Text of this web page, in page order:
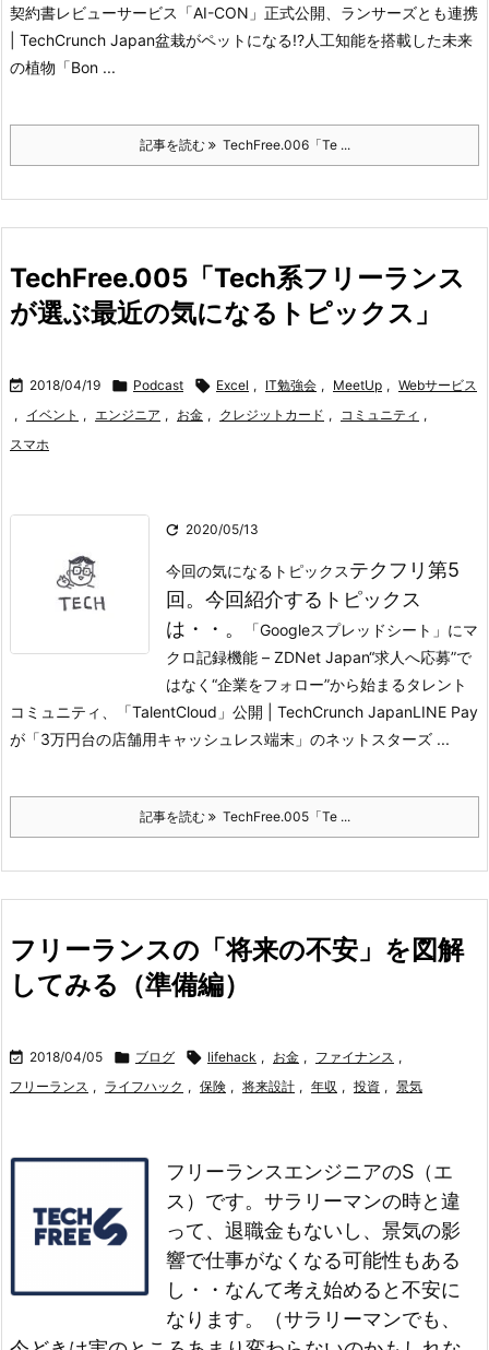
契約書レビューサービス「AI-CON」正式公開、ランサーズとも連携
| TechCrunch Japan盆栽がペットになる!?人工知能を搭載した未来
の植物「Bon ...
記事を読む TechFree.006「Te ...
TechFree.005「Tech系フリーランス
が選ぶ最近の気になるトピックス」
 2018/04/19  Podcast  Excel , IT勉強会 , MeetUp , Webサービス
, イベント , エンジニア , お金 , クレジットカード , コミュニティ ,
スマホ
 2020/05/13
今回の気になるトピックステクフリ第5
回。今回紹介するトピックス
は・・。
「Googleスプレッドシート」にマ
クロ記録機能 – ZDNet Japan“求人へ応募”で
はなく“企業をフォロー”から始まるタレント
コミュニティ、「TalentCloud」公開 | TechCrunch JapanLINE Pay
が「3万円台の店舗用キャッシュレス端末」のネットスターズ ...
記事を読む TechFree.005「Te ...
フリーランスの「将来の不安」を図解
してみる（準備編）
 2018/04/05  ブログ  lifehack , お金 , ファイナンス ,
フリーランス , ライフハック , 保険 , 将来設計 , 年収 , 投資 , 景気
フリーランスエンジニアのS（エ
ス）です。 サラリーマンの時と違
って、退職金もないし、景気の影
響で仕事がなくなる可能性もある
し・・なんて考え始めると不安に
なります。
（サラリーマンでも、